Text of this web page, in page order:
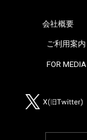
会社概要
ご利用案内
FOR MEDIA